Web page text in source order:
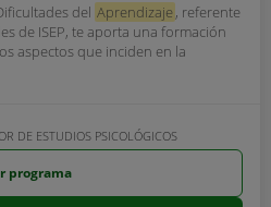
del Aprendizaje, referente
de ISEP, te aporta una formación
aspectos que inciden en la
DE ESTUDIOS PSICOLÓGICOS
programa